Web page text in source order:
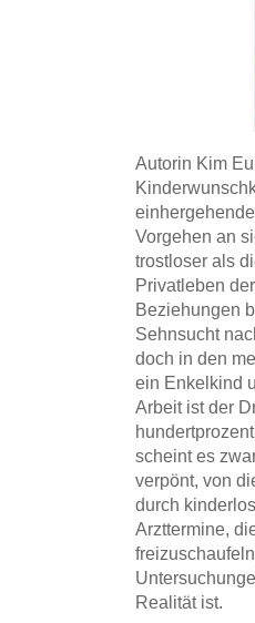
Autorin Kim
Vorgehen an
trostloser als
Privatleben
Beziehungen
Sehnsucht
doch in den
ein Enkelkind
Arbeit ist der
scheint es
verpönt, von
durch
Arzttermine,
Realität ist.